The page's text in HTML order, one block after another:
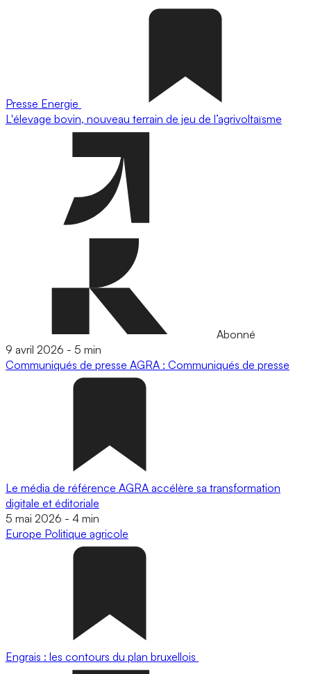
Presse Energie
L'élevage bovin, nouveau terrain de jeu de l’agrivoltaïsme
Abonné
9 avril 2026 - 5 min
Communiqués de presse AGRA : Communiqués de presse
Le média de référence AGRA accélère sa transformation
digitale et éditoriale
5 mai 2026 - 4 min
Europe Politique agricole
Engrais : les contours du plan bruxellois